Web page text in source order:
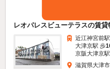
レオパレスビューテラスの賃貸
近江神宮前
大津京駅 歩
京阪大津京
滋賀県大津